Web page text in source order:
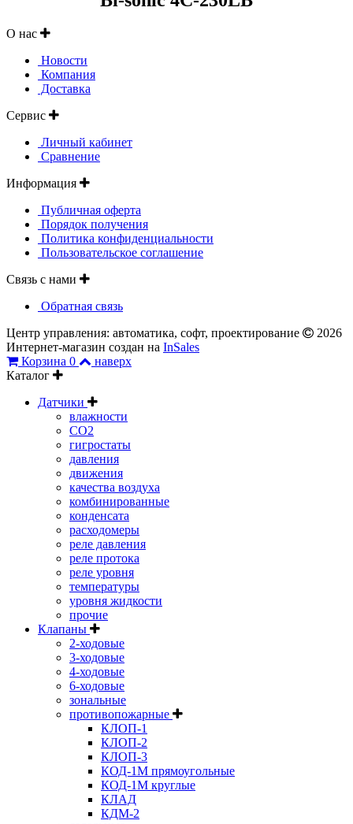
О нас
Новости
Компания
Доставка
Сервис
Личный кабинет
Сравнение
Информация
Публичная оферта
Порядок получения
Политика конфиденциальности
Пользовательское соглашение
Связь с нами
Обратная связь
Центр управления: автоматика, софт, проектирование
2026
Интернет-магазин создан на InSales
Корзина 0
наверх
Каталог
Датчики
влажности
CO2
гигростаты
давления
движения
качества воздуха
комбинированные
конденсата
расходомеры
реле давления
реле протока
реле уровня
температуры
уровня жидкости
прочие
Клапаны
2-ходовые
3-ходовые
4-ходовые
6-ходовые
зональные
противопожарные
КЛОП-1
КЛОП-2
КЛОП-3
КОД-1М прямоугольные
КОД-1М круглые
КЛАД
КДМ-2